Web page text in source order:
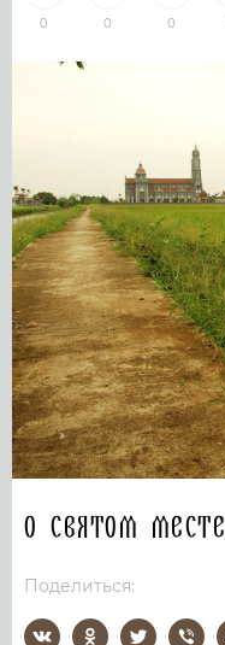
0 0 0
О святом месте
Поделиться: